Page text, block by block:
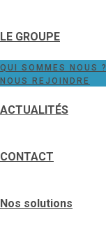
LE GROUPE
QUI SOMMES NOUS ?
NOUS REJOINDRE
ACTUALITÉS
CONTACT
Nos solutions